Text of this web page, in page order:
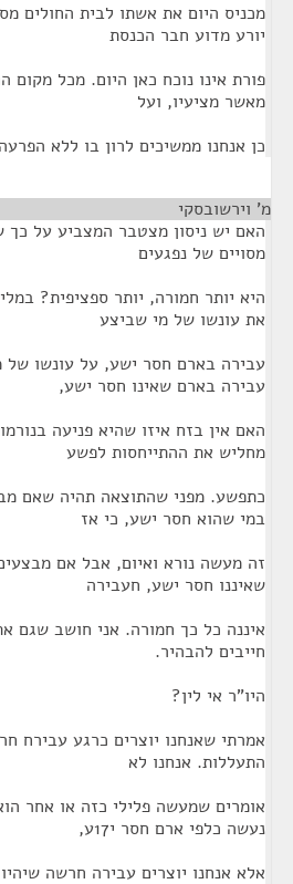
מכניס היום את אשתו לבית החולים
יורע מדוע חבר הכנסת
פורת אינו נוכח כאן היום. מכל מקום
מאשר מציעיו, ועל
כן אנחנו ממשיכים לרון בו ללא
מ' וירשובסקי
האם יש ניסון מצטבר המצביע על
מסויים של נפגעים
היא יותר חמורה, יותר ספציפית?
את עונשו של מי שביצע
עבירה בארם חסר ישע, על עונשו
עבירה בארם שאינו חסר ישע,
האם אין בזח איזו שהיא פניעה
מחליש את ההתייחסות לפשע
כתפשע. מפני שהתוצאה תהיה שאם
במי שהוא חסר ישע, כי אז
זה מעשה נורא ואיום, אבל אם
שאיננו חסר ישע, חעבירה
איננה כל כך חמורה. אני חושב שגם
חייבים להבהיר.
היו"ר אי לין?
אמרתי שאנחנו יוצרים כרגע עבירח
התעללות. אנחנו לא
אומרים שמעשה פלילי כזה או אחר
נעשה כלפי ארם חסר י17ע,
אלא אנחנו יוצרים עבירה חרשה